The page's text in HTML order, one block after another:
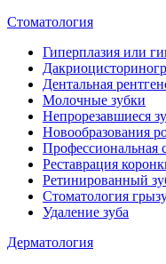
Стоматология
Гиперплазия или
Дентальная
Молочные зубки
Непрорезавшиеся
Новообразования
Профессиональная
Реставрация
Ретинированный
Стоматология
Удаление зуба
Дерматология